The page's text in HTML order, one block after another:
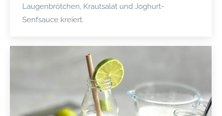
Laugenbrötchen, Krautsalat und Joghurt-
Senfsauce kreiert.